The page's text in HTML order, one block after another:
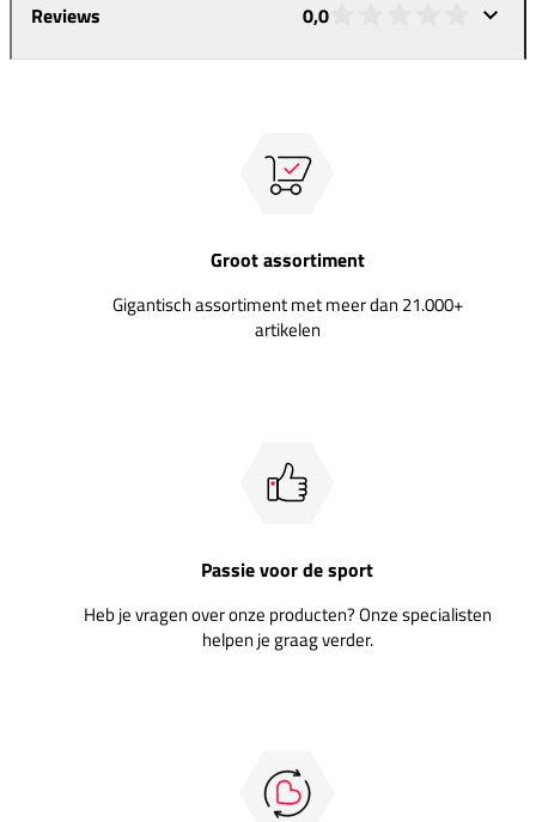
Reviews 0,0
Groot assortiment
Gigantisch assortiment met meer dan 21.000+
artikelen
Passie voor de sport
Heb je vragen over onze producten? Onze specialisten
helpen je graag verder.